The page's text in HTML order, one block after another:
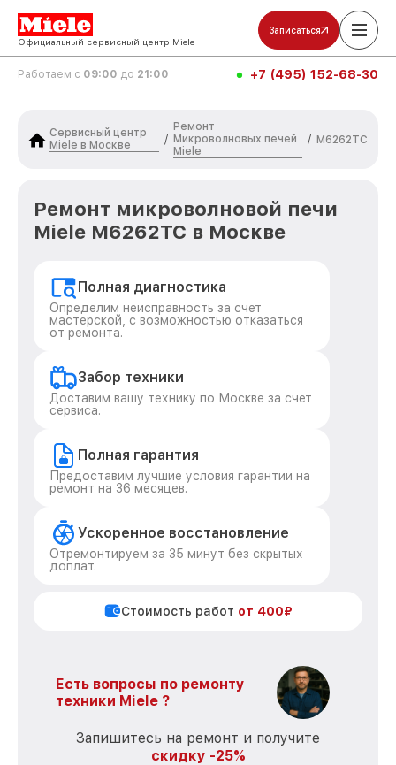
Официальный сервисный центр Miele
Записаться
Работаем с 09:00 до 21:00 +7 (495) 152-68-30
Сервисный центр
Miele в Москве
/
Ремонт
Микроволновых печей
Miele
/ M6262TC
Ремонт микроволновой печи
Miele M6262TC в Москве
Полная диагностика
Определим неисправность за счет
мастерской, с возможностью отказаться
от ремонта.
Забор техники
Доставим вашу технику по Москве за счет
сервиса.
Полная гарантия
Предоставим лучшие условия гарантии на
ремонт на 36 месяцев.
Ускоренное восстановление
Отремонтируем за 35 минут без скрытых
доплат.
Стоимость работ от 400₽
Есть вопросы по ремонту
техники Miele ?
Запишитесь на ремонт и получите
скидку -25%